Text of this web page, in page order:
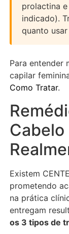
prolactina
indicado).
quanto
Para entender
capilar
Como Tratar.
Cabelo
Existem
prometendo
na prática
entregam
os 3 tipos de